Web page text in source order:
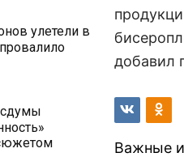
улетели в
добавил
Важные